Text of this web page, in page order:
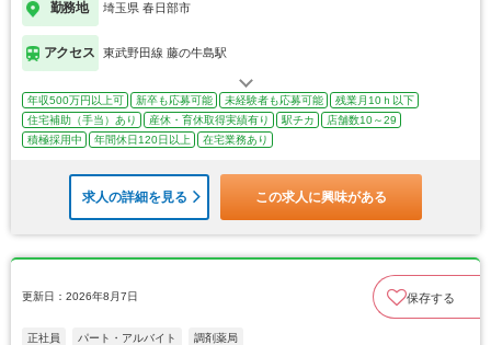
勤務地 埼玉県 春日部市
アクセス 東武野田線 藤の牛島駅
年収500万円以上可 新卒も応募可能 未経験者も応募可能
残業月10ｈ以下
住宅補助（手当）あり
産休・育休取得実績有り 駅チカ
店舗数10～29
積極採用中
年間休日120日以上 在宅業務あり
求人の詳細を見る この求人に興味がある
更新日：2026年8月7日 保存する
正社員 パート・アルバイト 調剤薬局